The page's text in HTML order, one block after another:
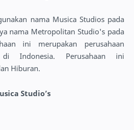
nama Musica Studios pada
nama Metropolitan Studio's pada
ini merupakan perusahaan
Indonesia. Perusahaan ini
Hiburan.
Studio’s